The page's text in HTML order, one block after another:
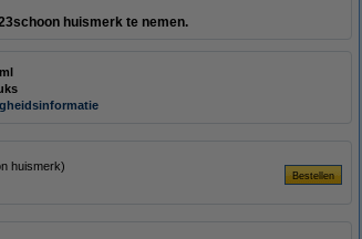
huismerk te nemen.
huismerk)